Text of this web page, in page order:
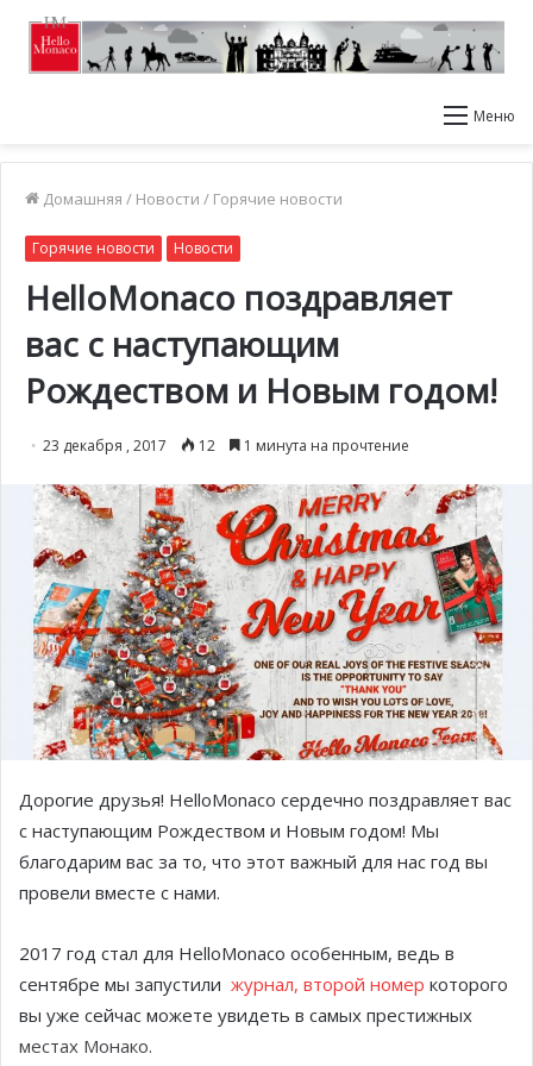
Меню
Домашняя / Новости / Горячие новости
Горячие новости Новости
HelloMonaco поздравляет
вас с наступающим
Рождеством и Новым годом!
23 декабря , 2017 12 1 минута на прочтение
Дорогие друзья! HelloMonaco сердечно поздравляет вас
с наступающим Рождеством и Новым годом! Мы
благодарим вас за то, что этот важный для нас год вы
провели вместе с нами.
2017 год стал для HelloMonaco особенным, ведь в
сентябре мы запустили журнал, второй номер которого
вы уже сейчас можете увидеть в самых престижных
местах Монако.